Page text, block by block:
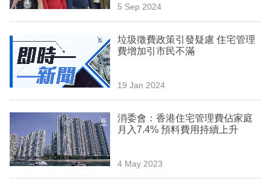
科
技
場
生
時
事
5 Sep 2024
垃圾徵費政策引發疑慮 住宅管理
費增加引市民不滿
19 Jan 2024
消委會：香港住宅管理費佔家庭
月入7.4% 預料費用持續上升
4 May 2023